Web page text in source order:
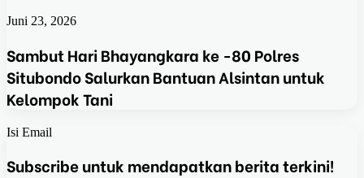
Juni 23, 2026
Sambut Hari Bhayangkara ke -80 Polres
Situbondo Salurkan Bantuan Alsintan untuk
Kelompok Tani
Isi Email
Subscribe untuk mendapatkan berita terkini!